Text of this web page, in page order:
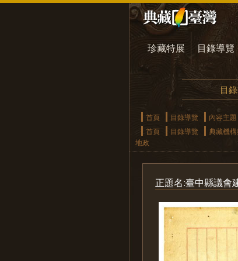
珍藏特展 目錄導覽
目
首頁 目錄導覽 內容主題
首頁
目錄導覽 典藏機
地政
正題名:臺中縣議會